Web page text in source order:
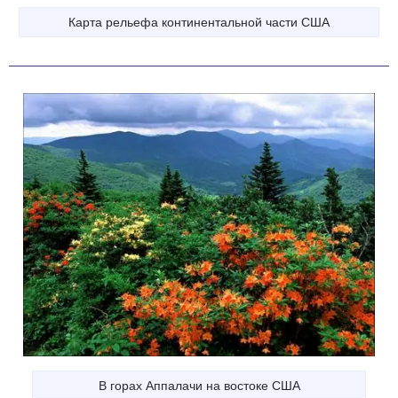
Карта рельефа континентальной части США
В горах Аппалачи на востоке США